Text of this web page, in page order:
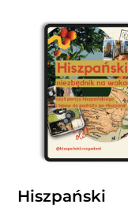
Hiszpański